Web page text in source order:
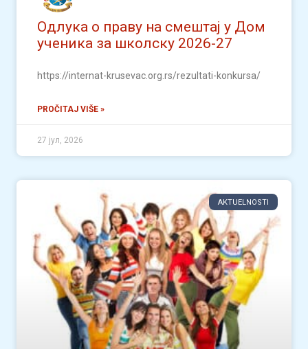
Одлука о праву на смештај у Дом
ученика за школску 2026-27
https://internat-krusevac.org.rs/rezultati-konkursa/
PROČITAJ VIŠE »
27 јул, 2026
AKTUELNOSTI